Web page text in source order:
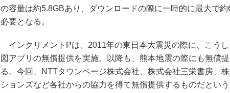
の容量は約5.8GBあり、ダウンロードの際に一時的に最大で
必要となる。
インクリメントPは、2011年の東日本大震災の際に、こう
図アプリの無償提供を実施。以降も、熊本地震の際にも無償
る。今回、NTTタウンページ株式会社、株式会社三栄書房、
ションズなど各社からの協力を得て無償提供するものだという